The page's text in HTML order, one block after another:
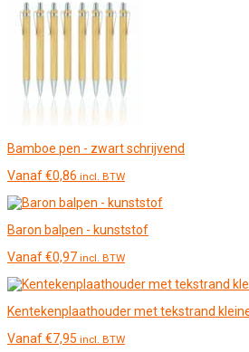
Bamboe pen - zwart schrijvend
Vanaf€0,86 incl. BTW
Baron balpen - kunststof
Vanaf€0,97 incl. BTW
Kentekenplaathouder met tekstrand
Vanaf€7,95 incl. BTW